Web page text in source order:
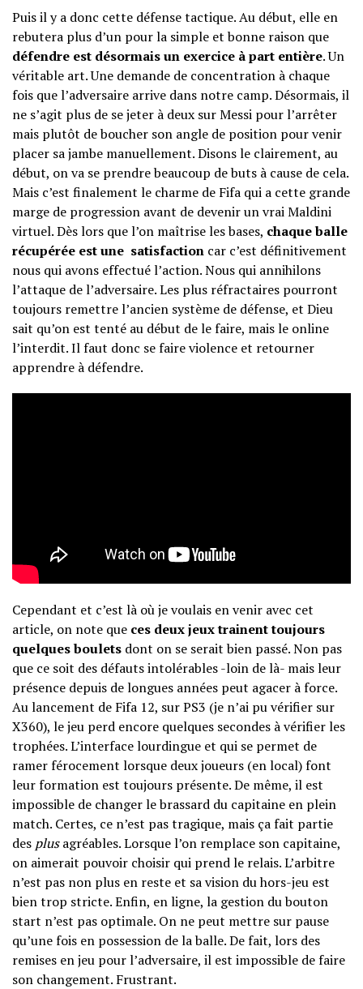
Puis il y a donc cette défense tactique. Au début, elle en
rebutera plus d’un pour la simple et bonne raison que
défendre est désormais un exercice à part entière. Un
véritable art. Une demande de concentration à chaque
fois que l’adversaire arrive dans notre camp. Désormais, il
ne s’agit plus de se jeter à deux sur Messi pour l’arrêter
mais plutôt de boucher son angle de position pour venir
placer sa jambe manuellement. Disons le clairement, au
début, on va se prendre beaucoup de buts à cause de cela.
Mais c’est finalement le charme de Fifa qui a cette grande
marge de progression avant de devenir un vrai Maldini
virtuel. Dès lors que l’on maîtrise les bases, chaque balle
récupérée est une satisfaction car c’est définitivement
nous qui avons effectué l’action. Nous qui annihilons
l’attaque de l’adversaire. Les plus réfractaires pourront
toujours remettre l’ancien système de défense, et Dieu
sait qu’on est tenté au début de le faire, mais le online
l’interdit. Il faut donc se faire violence et retourner
apprendre à défendre.
Cependant et c’est là où je voulais en venir avec cet
article, on note que ces deux jeux trainent toujours
quelques boulets dont on se serait bien passé. Non pas
que ce soit des défauts intolérables -loin de là- mais leur
présence depuis de longues années peut agacer à force.
Au lancement de Fifa 12, sur PS3 (je n’ai pu vérifier sur
X360), le jeu perd encore quelques secondes à vérifier les
trophées. L’interface lourdingue et qui se permet de
ramer férocement lorsque deux joueurs (en local) font
leur formation est toujours présente. De même, il est
impossible de changer le brassard du capitaine en plein
match. Certes, ce n’est pas tragique, mais ça fait partie
des plusagréables. Lorsque l’on remplace son capitaine,
on aimerait pouvoir choisir qui prend le relais. L’arbitre
n’est pas non plus en reste et sa vision du hors-jeu est
bien trop stricte. Enfin, en ligne, la gestion du bouton
start n’est pas optimale. On ne peut mettre sur pause
qu’une fois en possession de la balle. De fait, lors des
remises en jeu pour l’adversaire, il est impossible de faire
son changement. Frustrant.